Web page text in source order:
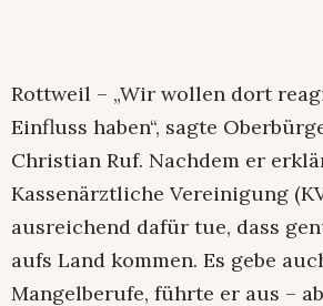
Rottweil – „Wir wollen dort
Einfluss haben“, sagte
Christian Ruf. Nachdem er
Kassenärztliche Vereinigung
ausreichend dafür tue, dass
aufs Land kommen. Es gebe
Mangelberufe, führte er aus –